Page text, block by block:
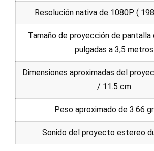
Resolución nativa de 1080P (
Tamaño de proyección de pantalla
pulgadas a 3,5 metros
Dimensiones aproximadas del
/ 11.5 cm
Peso aproximado de 3.66
Sonido del proyecto estereo